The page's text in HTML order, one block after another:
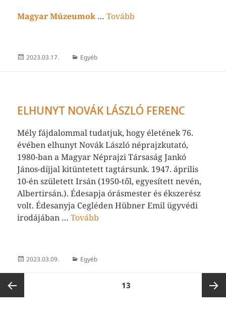
Magyar Múzeumok…Tovább
Közzétéve
2023.03.17. Kategória
Egyéb
ELHUNYT NOVÁK LÁSZLÓ FERENC
Mély fájdalommal tudatjuk, hogy életének 76.
évében elhunyt Novák László néprajzkutató,
1980-ban a Magyar Néprajzi Társaság Jankó
János-díjjal kitüntetett tagtársunk. 1947. április
10-én született Irsán (1950-től, egyesített nevén,
Albertirsán.). Édesapja órásmester és ékszerész
volt. Édesanyja Cegléden Hübner Emil ügyvédi
irodájában …Tovább
Közzétéve
2023.03.09. Kategória
Egyéb
BEJEGYZÉSEK
LAPOZÁSA
13